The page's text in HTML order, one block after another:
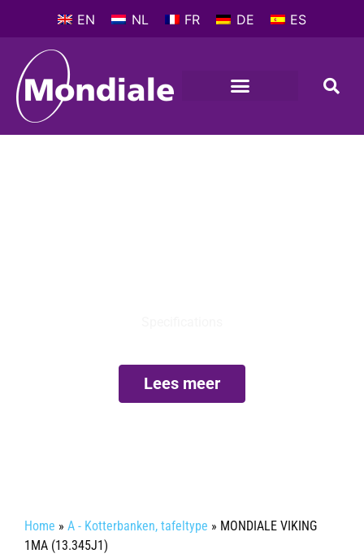
EN NL FR DE ES
Lees meer
Home » A - Kotterbanken, tafeltype » MONDIALE VIKING
1MA (13.345J1)